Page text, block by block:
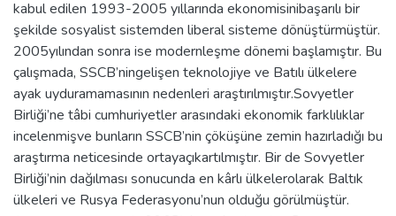
kabul edilen 1993-2005 yıllarında ekonomisinibaşarılı bir
şekilde sosyalist sistemden liberal sisteme dönüştürmüştür.
2005yılından sonra ise modernleşme dönemi başlamıştır. Bu
çalışmada, SSCB’ningelişen teknolojiye ve Batılı ülkelere
ayak uyduramamasının nedenleri araştırılmıştır.Sovyetler
Birliği’ne tâbi cumhuriyetler arasındaki ekonomik farklılıklar
incelenmişve bunların SSCB’nin çöküşüne zemin hazırladığı bu
araştırma neticesinde ortayaçıkartılmıştır. Bir de Sovyetler
Birliği’nin dağılması sonucunda en kârlı ülkelerolarak Baltık
ülkeleri ve Rusya Federasyonu’nun olduğu görülmüştür.